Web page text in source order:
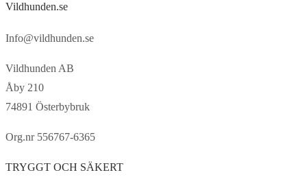
Vildhunden.se
Info@vildhunden.se
Vildhunden AB
Åby 210
74891 Österbybruk
Org.nr 556767-6365
TRYGGT OCH SÄKERT